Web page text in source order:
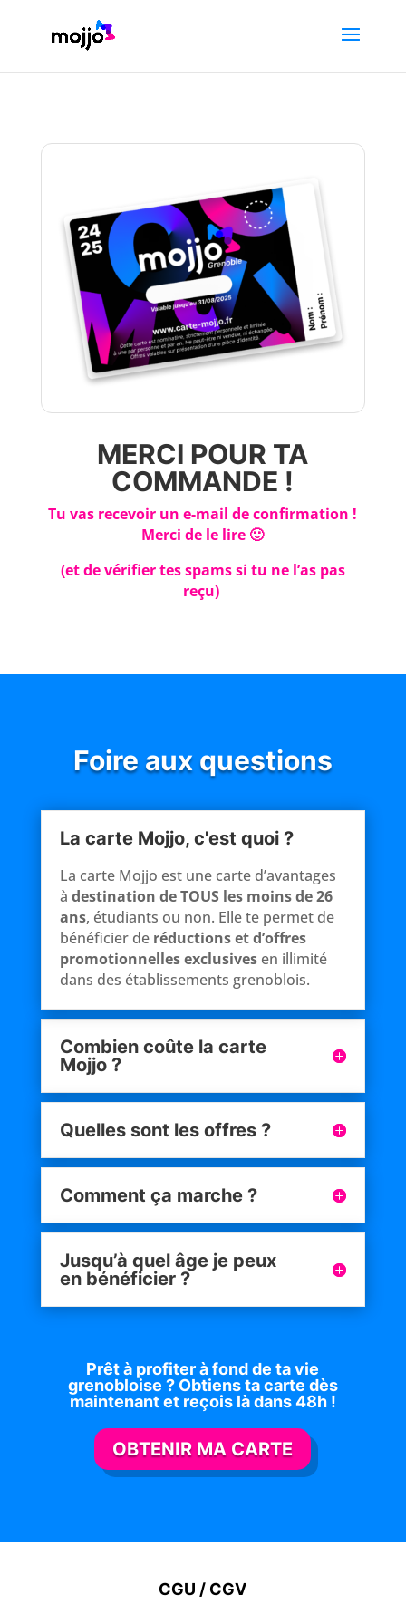
MERCI POUR TA
COMMANDE !
Tu vas recevoir un e-mail de confirmation !
Merci de le lire 🙂
(et de vérifier tes spams si tu ne l’as pas
reçu)
Foire aux questions
La carte Mojjo, c'est quoi ?
La carte Mojjo est une carte d’avantages
à destination de TOUS les moins de 26
ans, étudiants ou non. Elle te permet de
bénéficier deréductions et d’offres
promotionnelles exclusivesen illimité
dans des établissements grenoblois.
Combien coûte la carte
Mojjo ?
Quelles sont les offres ?
Comment ça marche ?
Jusqu’à quel âge je peux
en bénéficier ?
Prêt à profiter à fond de ta vie
grenobloise ? Obtiens ta carte dès
maintenant et reçois là dans 48h !
OBTENIR MA CARTE
CGU / CGV